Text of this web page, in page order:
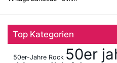
Top Kategorien
50er-Jahre Rock 50er